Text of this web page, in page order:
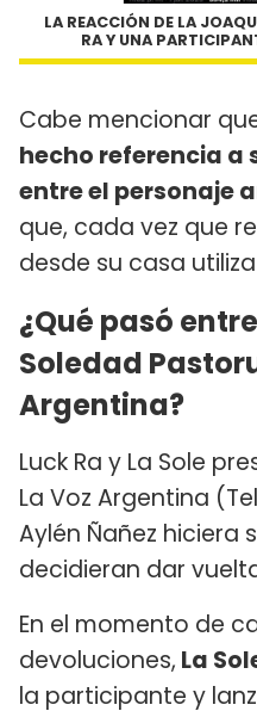
LA REACCIÓN DE LA
RA Y UNA
Cabe mencionar
hecho referencia a
entre el personaje
que, cada vez que
desde su casa
¿Qué pasó
Soledad
Argentina?
Luck Ra y La Sole
La Voz Argentina
Aylén Ñañez hiciera
decidieran dar
En el momento de
devoluciones, La
la participante y